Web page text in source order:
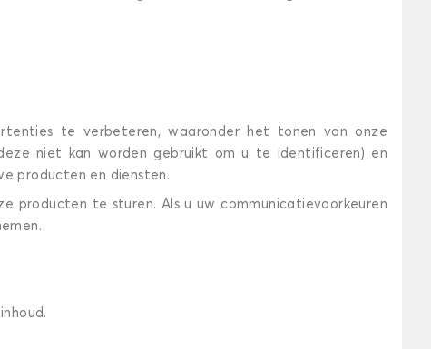
te verbeteren, waaronder het tonen van onze
niet kan worden gebruikt om u te identificeren) en
producten en diensten.
producten te sturen. Als u uw communicatievoorkeuren